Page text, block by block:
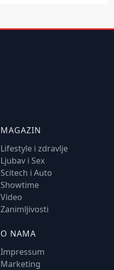
MAGAZIN
Lifestyle i zdravlje
Ljubav i Sex
Scitech i Auto
Showtime
Video
Zanimljivosti
O NAMA
Impressum
Marketing